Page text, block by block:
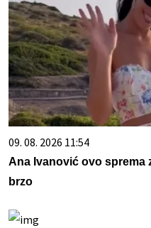
09. 08. 2026 11:54
Ana Ivanović ovo sprema
brzo